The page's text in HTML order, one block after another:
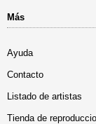
Más
Ayuda
Contacto
Listado de artistas
Tienda de